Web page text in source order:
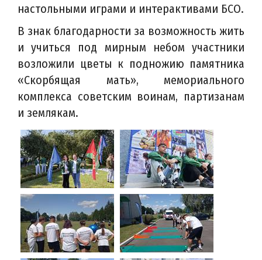
настольными играми и интерактивами БСО.
В знак благодарности за возможность жить
и учиться под мирным небом участники
возложили цветы к подножию памятника
«Скорбящая мать», мемориального
комплекса советским воинам, партизанам
и землякам.